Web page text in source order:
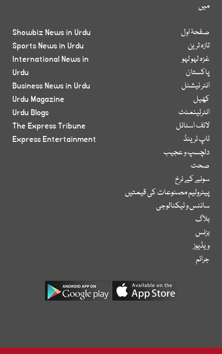
میں
صفحۂ اول
تازہ ترین
غزہ لہو لہو
پاکستان
انٹر نیشنل
کھیل
انٹرٹینمنٹ
لائف اسٹائل
ٹاپ ٹرینڈ
دلچسپ و عجیب
صحت
سونے کے نرخ
پیٹرولیم مصنوعات کی قیمتیں
سائنس و ٹیکنالوجی
بلاگ
بزنس
ویڈیوز
جرائم
Showbiz News in Urdu
Sports News in Urdu
International News in
Urdu
Business News in Urdu
Urdu Magazine
Urdu Blogs
The Express Tribune
Express Entertainment